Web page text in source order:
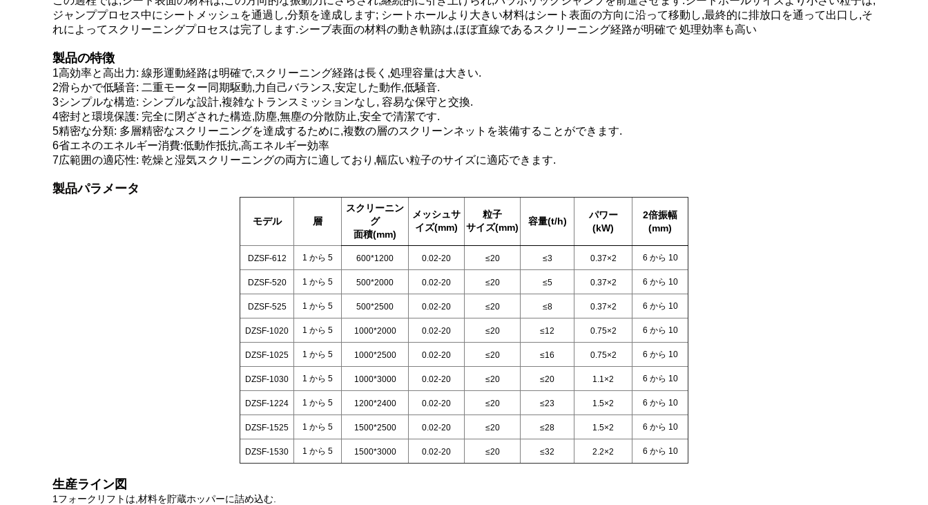
ジャンププロセス中にシートメッシュを通過し,分類を達成します; シートホールより大きい材料はシート表面の方向に沿って移動し,最終的に排放口を通って出口し,そ
れによってスクリーニングプロセスは完了します.シーブ表面の材料の動き軌跡は,ほぼ直線であるスクリーニング経路が明確で 処理効率も高い
製品の特徴
1高効率と高出力: 線形運動経路は明確で,スクリーニング経路は長く,処理容量は大きい.
2滑らかで低騒音: 二重モーター同期駆動,力自己バランス,安定した動作,低騒音.
3シンプルな構造: シンプルな設計,複雑なトランスミッションなし, 容易な保守と交換.
4密封と環境保護: 完全に閉ざされた構造,防塵,無塵の分散防止,安全で清潔です.
5精密な分類: 多層精密なスクリーニングを達成するために,複数の層のスクリーンネットを装備することができます.
6省エネのエネルギー消費:低動作抵抗,高エネルギー効率
7広範囲の適応性: 乾燥と湿気スクリーニングの両方に適しており,幅広い粒子のサイズに適応できます.
製品パラメータ
モデル 層
スクリーニン
グ
面積(mm)
メッシュサ
イズ(mm)
粒子
サイズ(mm)
容量(t/h)
パワー
(kW)
2倍振幅
(mm)
DZSF-612 1 から 5 600*1200 0.02-20 ≤20 ≤3 0.37×2 6 から 10
DZSF-520 1 から 5 500*2000 0.02-20 ≤20 ≤5 0.37×2 6 から 10
DZSF-525 1 から 5 500*2500 0.02-20 ≤20 ≤8 0.37×2 6 から 10
DZSF-1020 1 から 5 1000*2000 0.02-20 ≤20 ≤12 0.75×2 6 から 10
DZSF-1025 1 から 5 1000*2500 0.02-20 ≤20 ≤16 0.75×2 6 から 10
DZSF-1030 1 から 5 1000*3000 0.02-20 ≤20 ≤20 1.1×2 6 から 10
DZSF-1224 1 から 5 1200*2400 0.02-20 ≤20 ≤23 1.5×2 6 から 10
DZSF-1525 1 から 5 1500*2500 0.02-20 ≤20 ≤28 1.5×2 6 から 10
DZSF-1530 1 から 5 1500*3000 0.02-20 ≤20 ≤32 2.2×2 6 から 10
生産ライン図
1フォークリフトは,材料を貯蔵ホッパーに詰め込む.